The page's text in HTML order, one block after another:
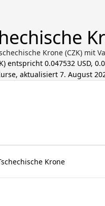
Krone (CZK) mit
) entspricht 0.047532 USD,
aktualisiert 7. August
Krone